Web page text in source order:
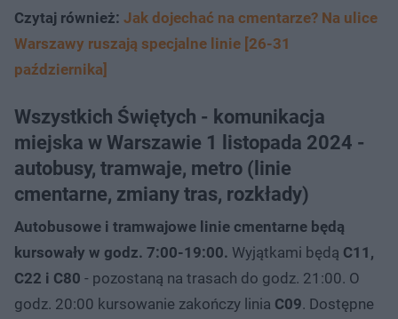
Czytaj również: Jak dojechać na cmentarze? Na ulice
Warszawy ruszają specjalne linie [26-31
października]
Wszystkich Świętych - komunikacja
miejska w Warszawie 1 listopada 2024 -
autobusy, tramwaje, metro (linie
cmentarne, zmiany tras, rozkłady)
Autobusowe i tramwajowe linie cmentarne będą
kursowały w godz. 7:00-19:00. Wyjątkami będą C11,
C22 i C80 - pozostaną na trasach do godz. 21:00. O
godz. 20:00 kursowanie zakończy linia C09. Dostępne